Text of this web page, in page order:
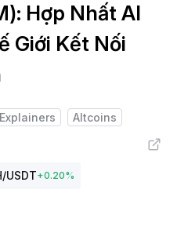
Hợp Nhất AI
Giới Kết Nối
Explainers
Altcoins
/USDT+0.20%